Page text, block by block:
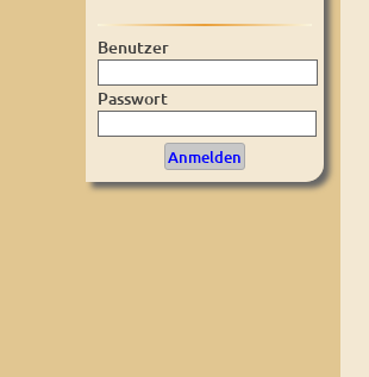
Benutzer
Passwort